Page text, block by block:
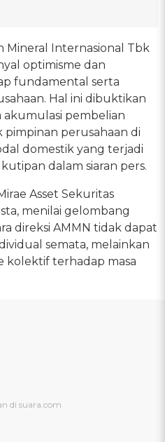
Mineral Internasional Tbk
optimisme dan
fundamental serta
Hal ini dibuktikan
akumulasi pembelian
perusahaan di
domestik yang terjadi
dalam siaran pers.
Asset Sekuritas
menilai gelombang
direksi AMMN tidak dapat
semata, melainkan
kolektif terhadap masa